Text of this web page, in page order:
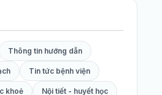
Thông tin hướng dẫn
Tin tức bệnh viện
khoẻ Nội tiết - huyết học